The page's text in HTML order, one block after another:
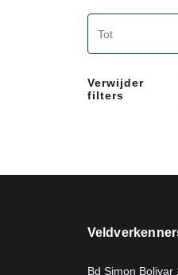
Verwijder
filters
Bd Simon Bolivar